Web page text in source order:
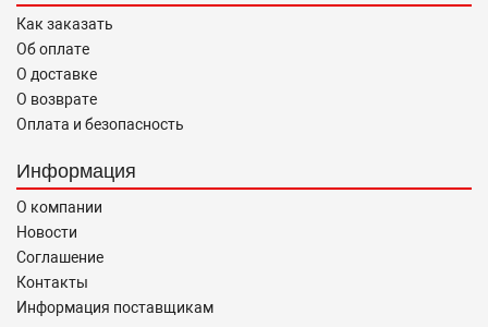
Как заказать
Об оплате
О доставке
О возврате
Оплата и безопасность
Информация
О компании
Новости
Соглашение
Контакты
Информация поставщикам